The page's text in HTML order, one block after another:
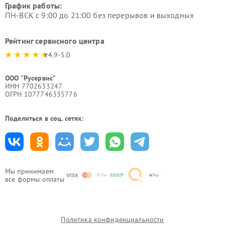
Мы принимаем
все формы оплаты
График работы:
ПН-ВСК с 9:00 до 21:00 без перерывов и выходных
Рейтинг сервисного центра
4.9-5.0
ООО "Русервис"
ИНН 7702633247
ОГРН 1077746335776
Поделиться в соц. сетях:
Политика конфиденциальности